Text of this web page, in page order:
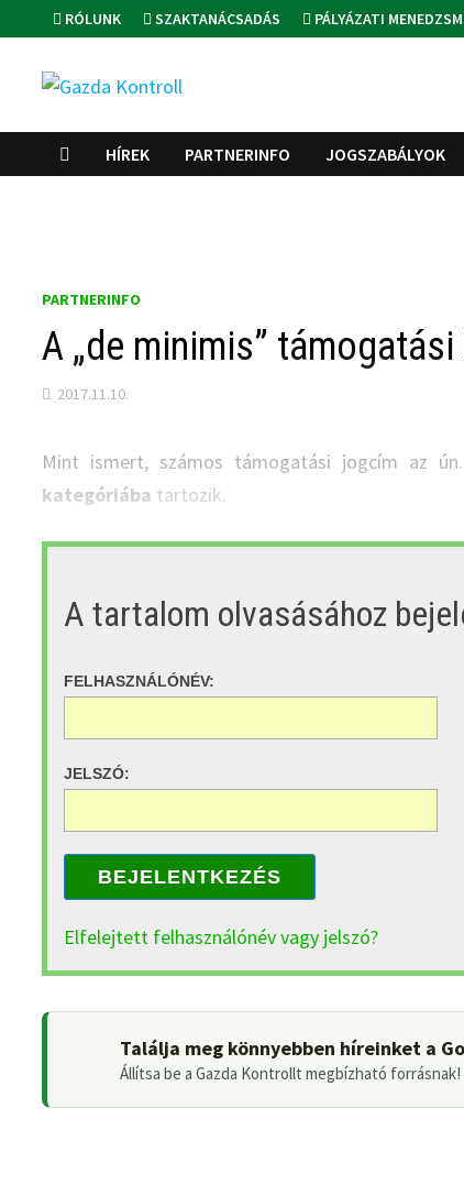
to
content
RÓLUNK SZAKTANÁCSADÁS PÁLYÁZATI
HÍREK PARTNERINFO JOGSZABÁLYOK
PARTNERINFO
A „de minimis”
2017.11.10.
Mint ismert, számos támogatási jogcím az
kategóriába tartozik.
A tartalom olvasásához
FELHASZNÁLÓNÉV:
JELSZÓ:
BEJELENTKEZÉS
Elfelejtett felhasználónév vagy jelszó?
Találja meg könnyebben híreinket a
Állítsa be a Gazda Kontrollt megbízható forrásnak!